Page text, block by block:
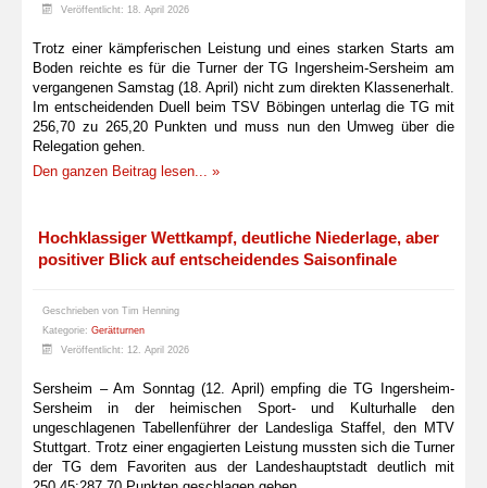
Veröffentlicht: 18. April 2026
Trotz einer kämpferischen Leistung und eines starken Starts am
Boden reichte es für die Turner der TG Ingersheim-Sersheim am
vergangenen Samstag (18. April) nicht zum direkten Klassenerhalt.
Im entscheidenden Duell beim TSV Böbingen unterlag die TG mit
256,70 zu 265,20 Punkten und muss nun den Umweg über die
Relegation gehen.
Den ganzen Beitrag lesen... »
Hochklassiger Wettkampf, deutliche Niederlage, aber
positiver Blick auf entscheidendes Saisonfinale
Geschrieben von Tim Henning
Kategorie: Gerätturnen
Veröffentlicht: 12. April 2026
Sersheim – Am Sonntag (12. April) empfing die TG Ingersheim-
Sersheim in der heimischen Sport- und Kulturhalle den
ungeschlagenen Tabellenführer der Landesliga Staffel, den MTV
Stuttgart. Trotz einer engagierten Leistung mussten sich die Turner
der TG dem Favoriten aus der Landeshauptstadt deutlich mit